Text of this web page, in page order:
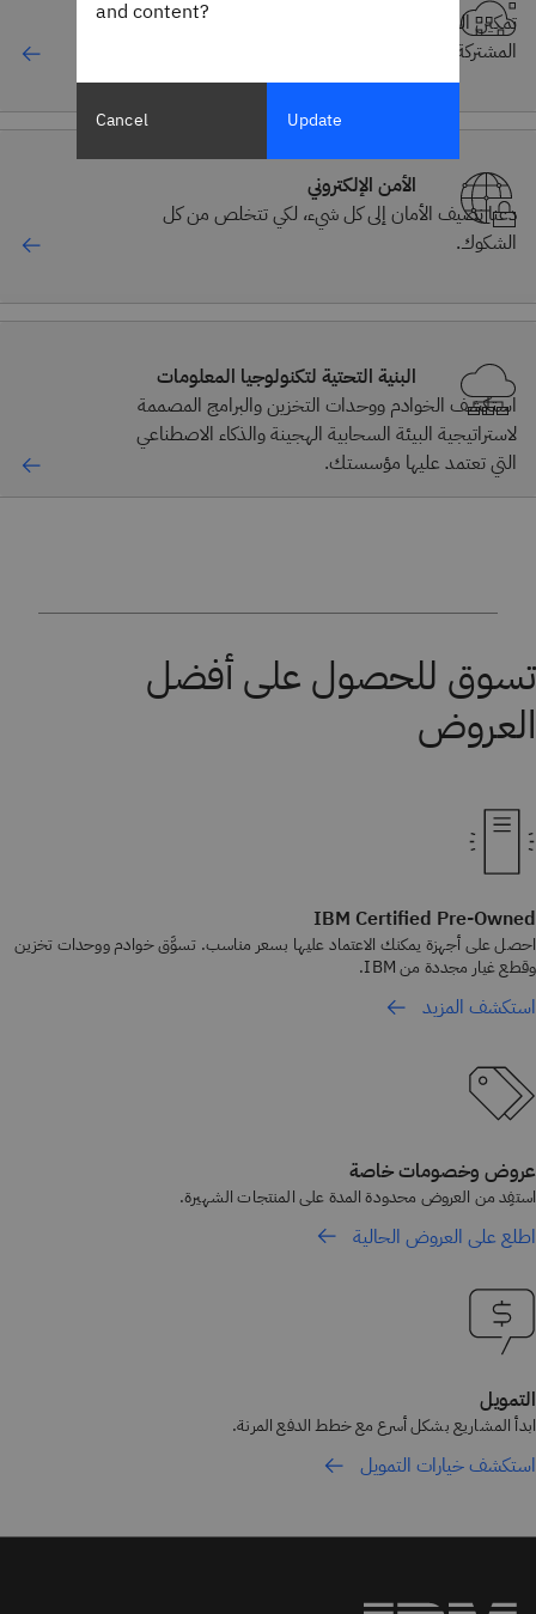
تمكين الوصول السريع عند الطلب إلى الموارد والبيانات
المشتركة المعالجة بالحاسب.
الأمن الإلكتروني
دعنا نضيف الأمان إلى كل شيء، لكي تتخلص من كل
الشكوك.
البنية التحتية لتكنولوجيا المعلومات
استكشف الخوادم ووحدات التخزين والبرامج المصممة
لاستراتيجية البيئة السحابية الهجينة والذكاء الاصطناعي
التي تعتمد عليها مؤسستك.
تسوق للحصول على أفضل
العروض
IBM Certified Pre-Owned
احصل على أجهزة يمكنك الاعتماد عليها بسعر مناسب. تسوَّق خوادم ووحدات تخزين
وقطع غيار مجددة من IBM.
استكشف المزيد
عروض وخصومات خاصة
استفِد من العروض محدودة المدة على المنتجات الشهيرة.
اطلع على العروض الحالية
التمويل
ابدأ المشاريع بشكل أسرع مع خطط الدفع المرنة.
استكشف خيارات التمويل
and content?
Cancel Update